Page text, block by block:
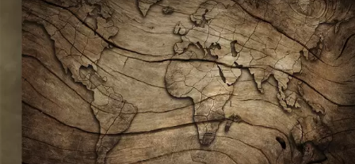
Standard
45.0027.00€/m²
Premium
56.6734.00€/m²